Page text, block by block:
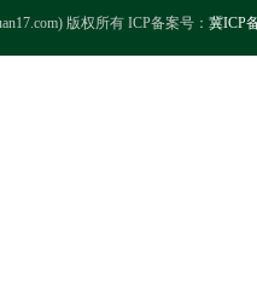
版权所有 ICP备案号： 冀ICP